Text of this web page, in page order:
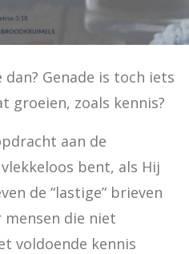
Genade is toch iets
groeien, zoals kennis?
aan de
bent, als Hij
de “lastige” brieven
mensen die niet
voldoende kennis